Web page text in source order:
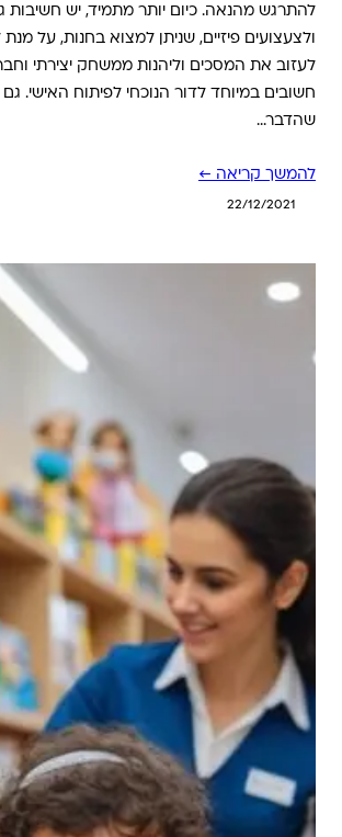
להתרגש מהנאה. כיום יותר מתמיד, יש חשיבות
ולצעצועים פיזיים, שניתן למצוא בחנות, על מנת
לעזוב את המסכים וליהנות ממשחק יצירתי
חשובים במיוחד לדור הנוכחי לפיתוח האישי.
שהדבר…
להמשך קריאה ←
22/12/2021